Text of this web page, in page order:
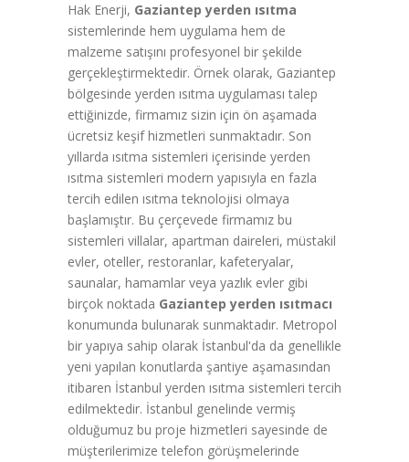
Hak Enerji, Gaziantep yerden ısıtma
sistemlerinde hem uygulama hem de
malzeme satışını profesyonel bir şekilde
gerçekleştirmektedir. Örnek olarak, Gaziantep
bölgesinde yerden ısıtma uygulaması talep
ettiğinizde, firmamız sizin için ön aşamada
ücretsiz keşif hizmetleri sunmaktadır. Son
yıllarda ısıtma sistemleri içerisinde yerden
ısıtma sistemleri modern yapısıyla en fazla
tercih edilen ısıtma teknolojisi olmaya
başlamıştır. Bu çerçevede firmamız bu
sistemleri villalar, apartman daireleri, müstakil
evler, oteller, restoranlar, kafeteryalar,
saunalar, hamamlar veya yazlık evler gibi
birçok noktada Gaziantep yerden ısıtmacı
konumunda bulunarak sunmaktadır. Metropol
bir yapıya sahip olarak İstanbul'da da genellikle
yeni yapılan konutlarda şantiye aşamasından
itibaren İstanbul yerden ısıtma sistemleri tercih
edilmektedir. İstanbul genelinde vermiş
olduğumuz bu proje hizmetleri sayesinde de
müşterilerimize telefon görüşmelerinde